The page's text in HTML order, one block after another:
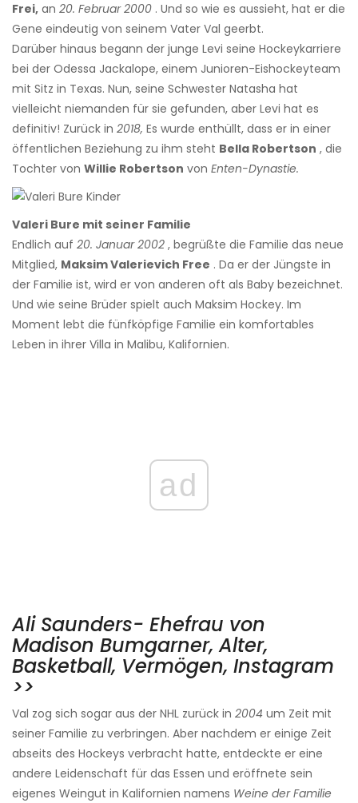
Frei, an 20. Februar 2000 . Und so wie es aussieht, hat er die
Gene eindeutig von seinem Vater Val geerbt.
Darüber hinaus begann der junge Levi seine Hockeykarriere
bei der Odessa Jackalope, einem Junioren-Eishockeyteam
mit Sitz in Texas. Nun, seine Schwester Natasha hat
vielleicht niemanden für sie gefunden, aber Levi hat es
definitiv! Zurück in 2018, Es wurde enthüllt, dass er in einer
öffentlichen Beziehung zu ihm steht Bella Robertson , die
Tochter von Willie Robertson von Enten-Dynastie.
Valeri Bure mit seiner Familie
Endlich auf 20. Januar 2002 , begrüßte die Familie das neue
Mitglied, Maksim Valerievich Free . Da er der Jüngste in
der Familie ist, wird er von anderen oft als Baby bezeichnet.
Und wie seine Brüder spielt auch Maksim Hockey. Im
Moment lebt die fünfköpfige Familie ein komfortables
Leben in ihrer Villa in Malibu, Kalifornien.
ad
Ali Saunders- Ehefrau von
Madison Bumgarner, Alter,
Basketball, Vermögen, Instagram
>>
Val zog sich sogar aus der NHL zurück in 2004 um Zeit mit
seiner Familie zu verbringen. Aber nachdem er einige Zeit
abseits des Hockeys verbracht hatte, entdeckte er eine
andere Leidenschaft für das Essen und eröffnete sein
eigenes Weingut in Kalifornien namens Weine der Familie